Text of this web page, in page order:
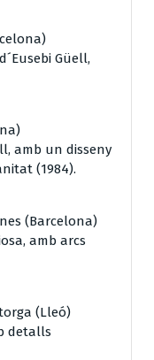
Güell,
amb un disseny
(1984).
(Barcelona)
amb arcs
(Lleó)
detalls